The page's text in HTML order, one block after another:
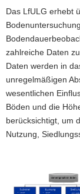
n
d
e
N
a
v
i
g
a
t
Das LfULG erhebt
zahlreiche Daten
Daten werden in
unregelmäßigen
wesentlichen
Böden und die
berücksichtigt, um
Nutzung,